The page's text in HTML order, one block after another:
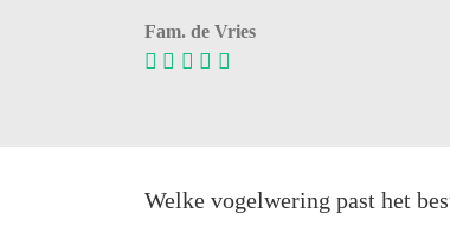
Fam. de Vries
Welke vogelwering past het